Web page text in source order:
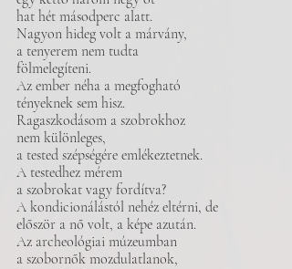
hat hét másodperc alatt.
Nagyon hideg volt a márvány,
a tenyerem nem tudta
fölmelegíteni.
Az ember néha a megfogható
tényeknek sem hisz.
Ragaszkodásom a szobrokhoz
nem különleges,
a tested szépségére emlékeztetnek.
A testedhez mérem
a szobrokat vagy fordítva?
A kondicionálástól nehéz eltérni, de
először a nő volt, a képe azután.
Az archeológiai múzeumban
a szobornők mozdulatlanok,